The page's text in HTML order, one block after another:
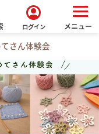
account_circle
ログイン メニュー
さん体験会